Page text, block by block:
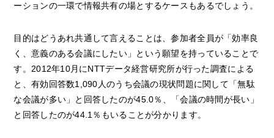
ーションの一環で情報共有の場とするケースもあるでしょう。
目的はどうあれ共通して言えることは、参加者全員が「効率良
く、意義のある会議にしたい」という願望を持っていることで
す。2012年10月にNTTデータ経営研究所が行った調査による
と、有効回答数1,090人のうち会議の現状問題に関して「無駄
な会議が多い」と回答したのが45.0％、「会議の時間が長い」
と回答したのが44.1％もいることが分かります。